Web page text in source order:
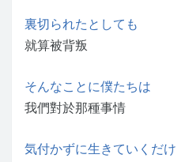
裏切られたとしても
就算被背叛
そんなことに僕たちは
我們對於那種事情
気付かずに生きていくだけ